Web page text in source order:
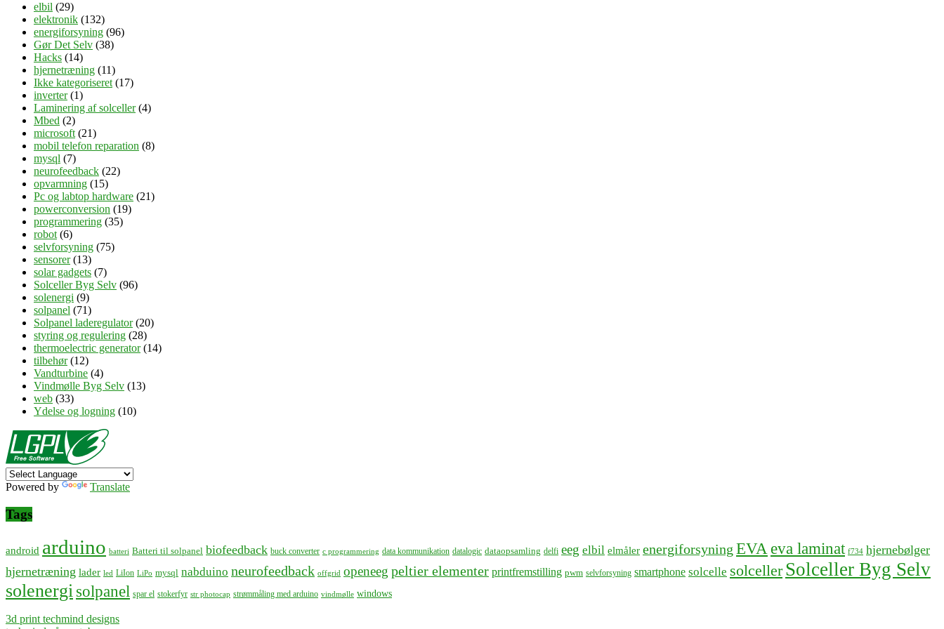
elbil (29)
elektronik (132)
energiforsyning (96)
Gør Det Selv (38)
Hacks (14)
hjernetræning (11)
Ikke kategoriseret(17)
inverter(1)
Laminering af solceller(4)
Mbed (2)
microsoft(21)
mobil telefon reparation (8)
mysql (7)
neurofeedback (22)
opvarmning (15)
Pc og labtop hardware (21)
powerconversion (19)
programmering (35)
robot(6)
selvforsyning (75)
sensorer(13)
solar gadgets (7)
Solceller Byg Selv (96)
solenergi (9)
solpanel (71)
Solpanel laderegulator(20)
styring og regulering (28)
thermoelectric generator(14)
tilbehør(12)
Vandturbine (4)
Vindmølle Byg Selv (13)
web (33)
Ydelse og logning (10)
Powered by Translate
Tags
android arduino batteri Batteri til solpanel biofeedback buck converter c programmering data kommunikation datalogic dataopsamling delfi eeg elbil elmåler energiforsyning EVA eva laminat f734 hjernebølger
hjernetræning lader led LiIon LiPo mysql nabduino neurofeedback offgrid openeeg peltier elementer printfremstilling pwm selvforsyning smartphone solcelle solceller Solceller Byg Selv
solenergisolpanel spar el stokerfyr str photocap strømmåling med arduino vindmølle windows
3d print techmind designs